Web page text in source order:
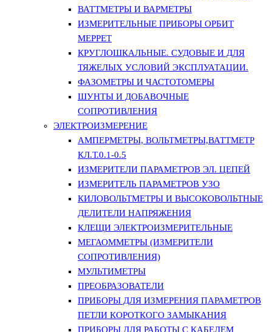
ВАТТМЕТРЫ И ВАРМЕТРЫ
ИЗМЕРИТЕЛЬНЫЕ ПРИБОРЫ ОРБИТ
МЕРРЕТ
КРУГЛОШКАЛЬНЫЕ. СУДОВЫЕ И ДЛЯ
ТЯЖЕЛЫХ УСЛОВИЙ ЭКСПЛУАТАЦИИ.
ФАЗОМЕТРЫ И ЧАСТОТОМЕРЫ
ШУНТЫ И ДОБАВОЧНЫЕ
СОПРОТИВЛЕНИЯ
ЭЛЕКТРОИЗМЕРЕНИЕ
АМПЕРМЕТРЫ, ВОЛЬТМЕТРЫ,ВАТТМЕТР
КЛ.Т.0.1-0.5
ИЗМЕРИТЕЛИ ПАРАМЕТРОВ ЭЛ. ЦЕПЕЙ
ИЗМЕРИТЕЛЬ ПАРАМЕТРОВ УЗО
КИЛОВОЛЬТМЕТРЫ И ВЫСОКОВОЛЬТНЫЕ
ДЕЛИТЕЛИ НАПРЯЖЕНИЯ
КЛЕЩИ ЭЛЕКТРОИЗМЕРИТЕЛЬНЫЕ
МЕГАОММЕТРЫ (ИЗМЕРИТЕЛИ
СОПРОТИВЛЕНИЯ)
МУЛЬТИМЕТРЫ
ПРЕОБРАЗОВАТЕЛИ
ПРИБОРЫ ДЛЯ ИЗМЕРЕНИЯ ПАРАМЕТРОВ
ПЕТЛИ КОРОТКОГО ЗАМЫКАНИЯ
ПРИБОРЫ ДЛЯ РАБОТЫ С КАБЕЛЕМ